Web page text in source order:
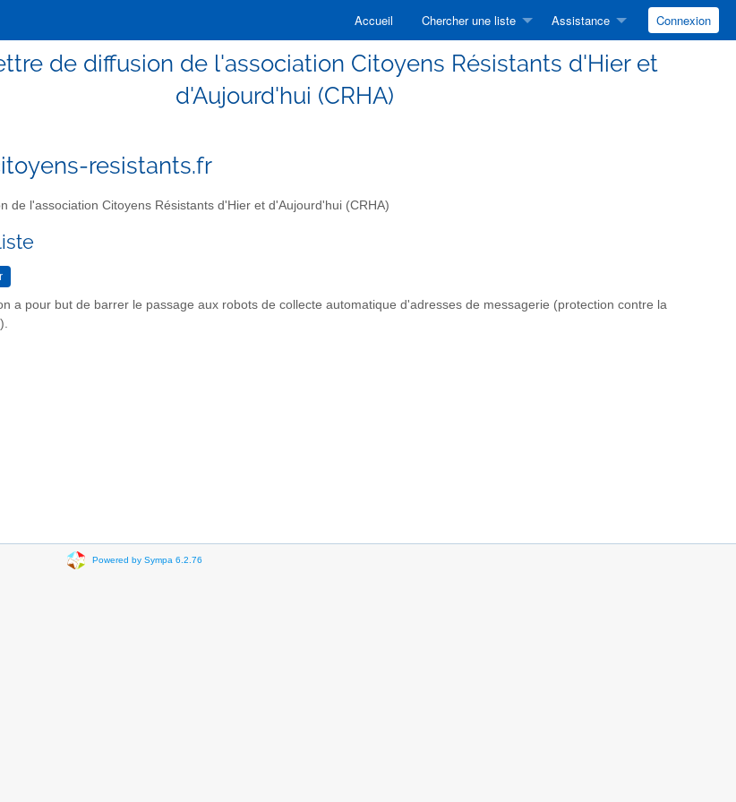
Accueil Chercher une liste Assistance Connexion
de diffusion de l'association Citoyens Résistants d'Hier et
d'Aujourd'hui (CRHA)
resistants.fr
de l'association Citoyens Résistants d'Hier et d'Aujourd'hui (CRHA)
a pour but de barrer le passage aux robots de collecte automatique d'adresses de messagerie (protection contre la
Powered by Sympa 6.2.76